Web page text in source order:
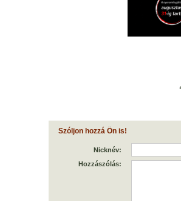
Szóljon hozzá Ön is!
Nicknév:
Hozzászólás: